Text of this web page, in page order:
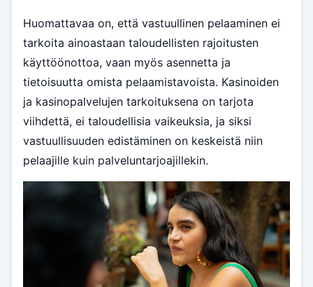
Huomattavaa on, että vastuullinen pelaaminen ei
tarkoita ainoastaan taloudellisten rajoitusten
käyttöönottoa, vaan myös asennetta ja
tietoisuutta omista pelaamistavoista. Kasinoiden
ja kasinopalvelujen tarkoituksena on tarjota
viihdettä, ei taloudellisia vaikeuksia, ja siksi
vastuullisuuden edistäminen on keskeistä niin
pelaajille kuin palveluntarjoajillekin.